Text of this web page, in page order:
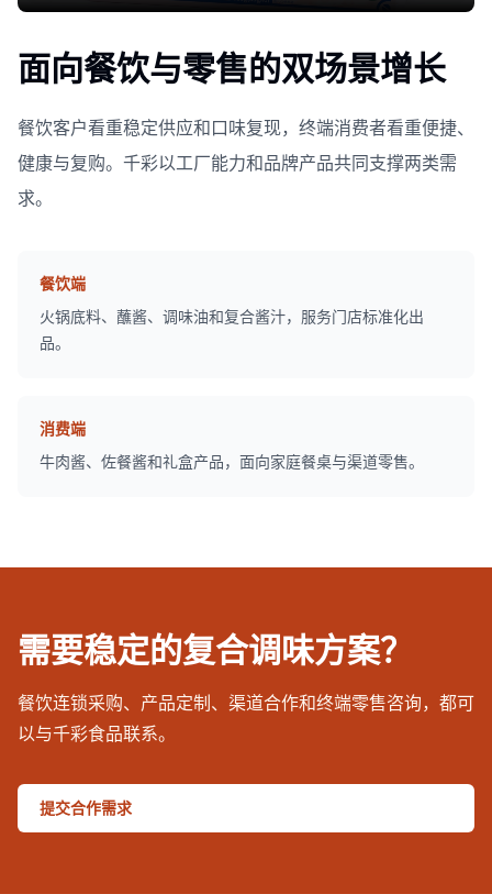
面向餐饮与零售的双场景增长
餐饮客户看重稳定供应和口味复现，终端消费者看重便捷、
健康与复购。千彩以工厂能力和品牌产品共同支撑两类需
求。
餐饮端
火锅底料、蘸酱、调味油和复合酱汁，服务门店标准化出
品。
消费端
牛肉酱、佐餐酱和礼盒产品，面向家庭餐桌与渠道零售。
需要稳定的复合调味方案？
餐饮连锁采购、产品定制、渠道合作和终端零售咨询，都可
以与千彩食品联系。
提交合作需求